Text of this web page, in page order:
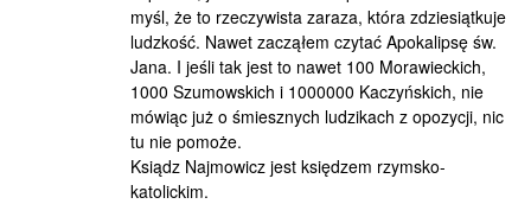
myśl, że to rzeczywista zaraza, która zdziesiątkuje
ludzkość. Nawet zacząłem czytać Apokalipsę św.
Jana. I jeśli tak jest to nawet 100 Morawieckich,
1000 Szumowskich i 1000000 Kaczyńskich, nie
mówiąc już o śmiesznych ludzikach z opozycji, nic
tu nie pomoże.
Ksiądz Najmowicz jest księdzem rzymsko-
katolickim.